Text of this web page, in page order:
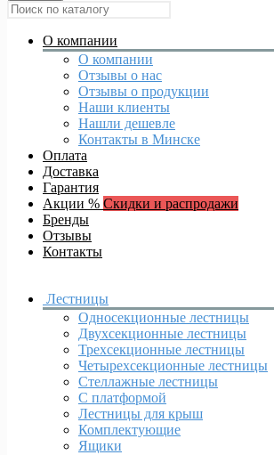
О компании
О компании
Отзывы о нас
Отзывы о продукции
Наши клиенты
Нашли дешевле
Контакты в Минске
Оплата
Доставка
Гарантия
Акции % Скидки и распродажи
Бренды
Отзывы
Контакты
Лестницы
Односекционные лестницы
Двухсекционные лестницы
Трехсекционные лестницы
Четырехсекционные лестницы
Стеллажные лестницы
С платформой
Лестницы для крыш
Комплектующие
Ящики